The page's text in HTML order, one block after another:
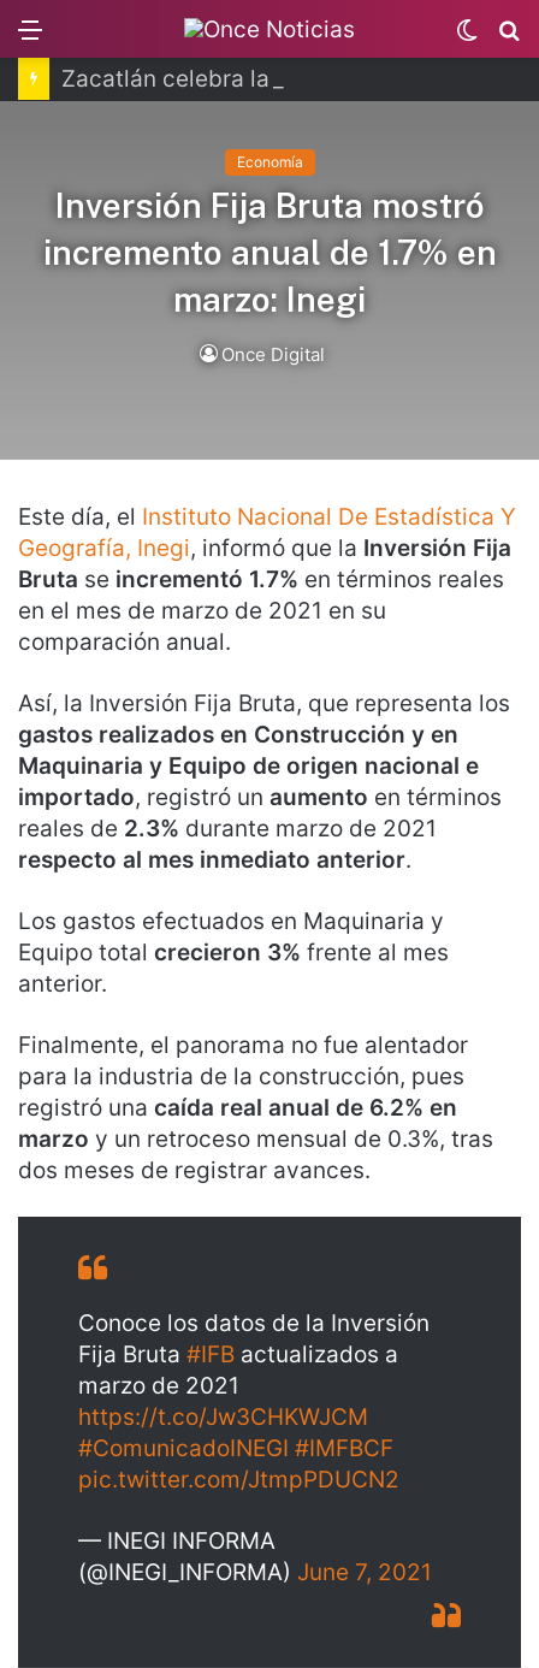
Switch
skin
Economía
Inversión Fija Bruta mostró
incremento anual de 1.7% en
marzo: Inegi
Once Digital
Este día, el Instituto Nacional De Estadística Y
Geografía, Inegi, informó que la Inversión Fija
Bruta se incrementó 1.7% en términos reales
en el mes de marzo de 2021 en su
comparación anual.
Así, la Inversión Fija Bruta, que representa los
gastos realizados en Construcción y en
Maquinaria y Equipo de origen nacional e
importado, registró un aumento en términos
reales de 2.3% durante marzo de 2021
respecto al mes inmediato anterior.
Los gastos efectuados en Maquinaria y
Equipo total crecieron 3% frente al mes
anterior.
Finalmente, el panorama no fue alentador
para la industria de la construcción, pues
registró una caída real anual de 6.2% en
marzo y un retroceso mensual de 0.3%, tras
dos meses de registrar avances.
Conoce los datos de la Inversión
Fija Bruta #IFB actualizados a
marzo de 2021
https://t.co/Jw3CHKWJCM
#ComunicadoINEGI #IMFBCF
pic.twitter.com/JtmpPDUCN2
— INEGI INFORMA
(@INEGI_INFORMA) June 7, 2021